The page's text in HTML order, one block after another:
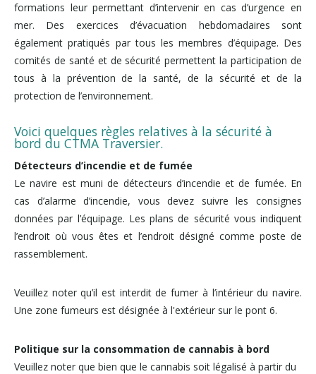
formations leur permettant d’intervenir en cas d’urgence en
mer. Des exercices d’évacuation hebdomadaires sont
également pratiqués par tous les membres d’équipage. Des
comités de santé et de sécurité permettent la participation de
tous à la prévention de la santé, de la sécurité et de la
protection de l’environnement.
Voici quelques règles relatives à la sécurité à
bord du CTMA Traversier.
Détecteurs d’incendie et de fumée
Le navire est muni de détecteurs d’incendie et de fumée. En
cas d’alarme d’incendie, vous devez suivre les consignes
données par l’équipage. Les plans de sécurité vous indiquent
l’endroit où vous êtes et l’endroit désigné comme poste de
rassemblement.
Veuillez noter qu’il est interdit de fumer à l’intérieur du navire.
Une zone fumeurs est désignée à l'extérieur sur le pont 6.
Politique sur la consommation de cannabis à bord
Veuillez noter que bien que le cannabis soit légalisé à partir du